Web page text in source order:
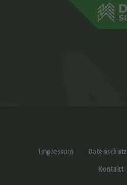
Impressum Datenschutz
Kontakt